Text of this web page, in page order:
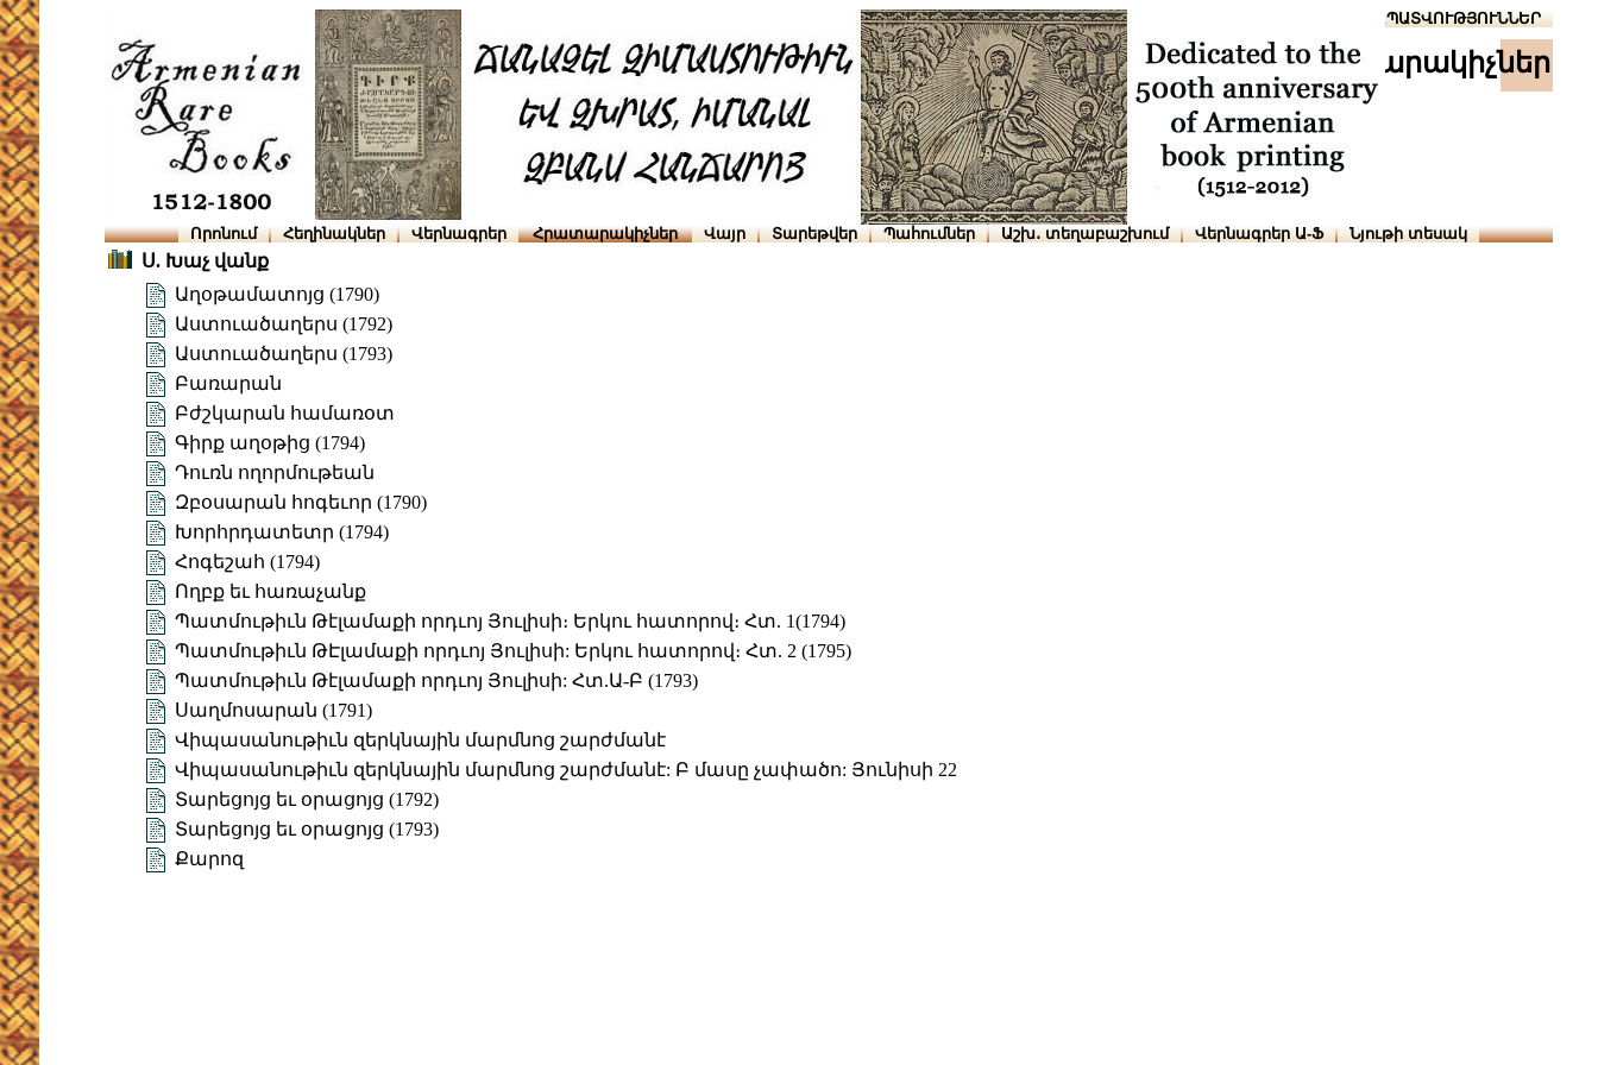
ՆԱԽԱՊԱՏՎՈՒԹՅՈՒՆՆԵՐ
հրատարակիչներ
Որոնում Հեղինակներ Վերնագրեր Հրատարակիչներ Վայր Տարեթվեր Պահումներ Աշխ․ տեղաբաշխում Վերնագրեր Ա-Ֆ Նյութի տեսակ
Ս. Խաչ վանք
Աղօթամատոյց (1790)
Աստուածաղերս (1792)
Աստուածաղերս (1793)
Բառարան
Բժշկարան համառօտ
Գիրք աղօթից (1794)
Դուռն ողորմութեան
Զբօսարան հոգեւոր (1790)
Խորհրդատետր (1794)
Հոգեշահ (1794)
Ողբք եւ հառաչանք
Պատմութիւն Թէլամաքի որդւոյ Յուլիսի։ Երկու հատորով։ Հտ. 1(1794)
Պատմութիւն ԹԷլամաքի որդւոյ Յուլիսի: Երկու հատորով։ Հտ. 2 (1795)
Պատմութիւն Թէլամաքի որդւոյ Յուլիսի: Հտ.Ա-Բ (1793)
Սաղմոսարան (1791)
Վիպասանութիւն զերկնային մարմնոց շարժմանէ
Վիպասանութիւն զերկնային մարմնոց շարժմանէ: Բ մասը չափածո: Յունիսի 22
Տարեցոյց եւ օրացոյց (1792)
Տարեցոյց եւ օրացոյց (1793)
Քարոզ